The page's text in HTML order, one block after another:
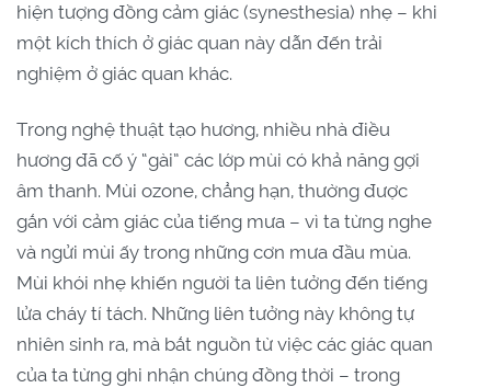
hiện tượng đồng cảm giác (synesthesia) nhẹ – khi
một kích thích ở giác quan này dẫn đến trải
nghiệm ở giác quan khác.
Trong nghệ thuật tạo hương, nhiều nhà điều
hương đã cố ý “gài” các lớp mùi có khả năng gợi
âm thanh. Mùi ozone, chẳng hạn, thường được
gắn với cảm giác của tiếng mưa – vì ta từng nghe
và ngửi mùi ấy trong những cơn mưa đầu mùa.
Mùi khói nhẹ khiến người ta liên tưởng đến tiếng
lửa cháy tí tách. Những liên tưởng này không tự
nhiên sinh ra, mà bắt nguồn từ việc các giác quan
của ta từng ghi nhận chúng đồng thời – trong